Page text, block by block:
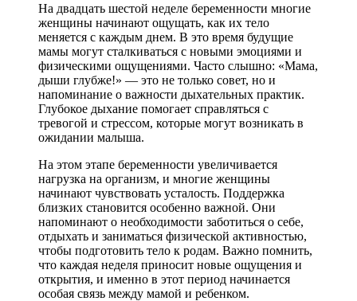
На двадцать шестой неделе беременности многие
женщины начинают ощущать, как их тело
меняется с каждым днем. В это время будущие
мамы могут сталкиваться с новыми эмоциями и
физическими ощущениями. Часто слышно: «Мама,
дыши глубже!» — это не только совет, но и
напоминание о важности дыхательных практик.
Глубокое дыхание помогает справляться с
тревогой и стрессом, которые могут возникать в
ожидании малыша.
На этом этапе беременности увеличивается
нагрузка на организм, и многие женщины
начинают чувствовать усталость. Поддержка
близких становится особенно важной. Они
напоминают о необходимости заботиться о себе,
отдыхать и заниматься физической активностью,
чтобы подготовить тело к родам. Важно помнить,
что каждая неделя приносит новые ощущения и
открытия, и именно в этот период начинается
особая связь между мамой и ребенком.